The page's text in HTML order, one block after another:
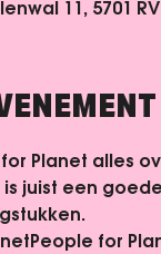
11, 5701
Planet alles
juist een
People for